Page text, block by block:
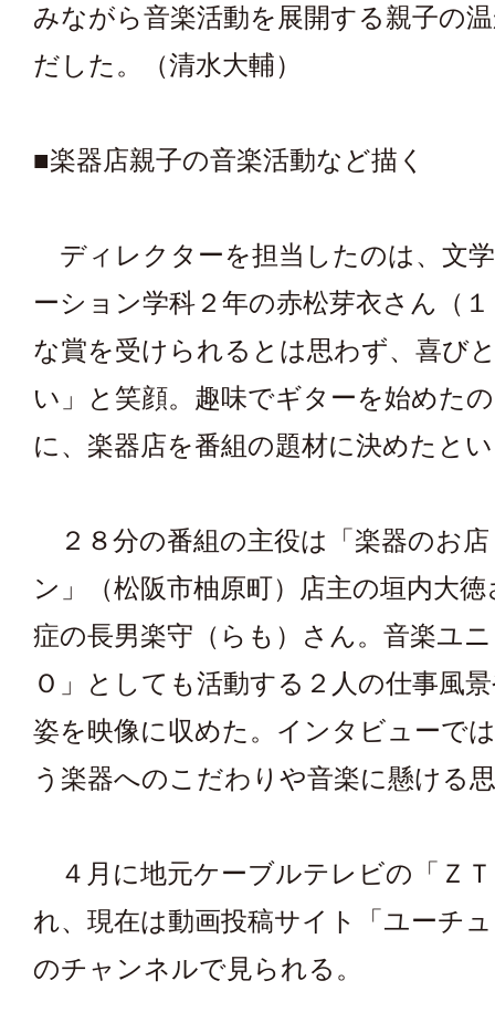
みながら音楽活動を展開する親子の
だした。（清水大輔）
■楽器店親子の音楽活動など描く
ディレクターを担当したのは、文
ーション学科２年の赤松芽衣さん（
な賞を受けられるとは思わず、喜び
い」と笑顔。趣味でギターを始めた
に、楽器店を番組の題材に決めたと
２８分の番組の主役は「楽器のお
ン」（松阪市柚原町）店主の垣内大
症の長男楽守（らも）さん。音楽ユ
Ｏ」としても活動する２人の仕事風
姿を映像に収めた。インタビューで
う楽器へのこだわりや音楽に懸ける
４月に地元ケーブルテレビの「Ｚ
れ、現在は動画投稿サイト「ユーチ
のチャンネルで見られる。